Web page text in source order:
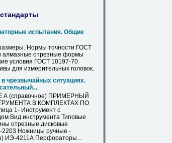
испытания. Общие
Нормы точности ГОСТ
алмазные отрезные формы
условия ГОСТ 10197-70
для измерительных головок.
в чрезвычайных ситуациях.
(справочное) ПРИМЕРНЫЙ
В КОМПЛЕКТАХ ПО
1- Инструмент с
Вид инструмента Типовые
отрезные дисковые
Ножницы ручные -
ИЭ-4211А Перфораторы...